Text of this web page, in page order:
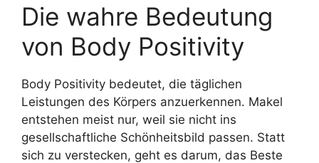
Die wahre Bedeutung
von Body Positivity
Body Positivity bedeutet, die täglichen
Leistungen des Körpers anzuerkennen. Makel
entstehen meist nur, weil sie nicht ins
gesellschaftliche Schönheitsbild passen. Statt
sich zu verstecken, geht es darum, das Beste